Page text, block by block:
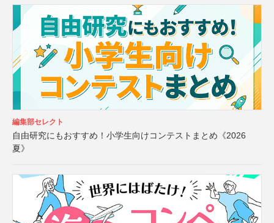
編集部セレクト
自由研究にもおすすめ！小学生向けコンテストまとめ《2026
夏》